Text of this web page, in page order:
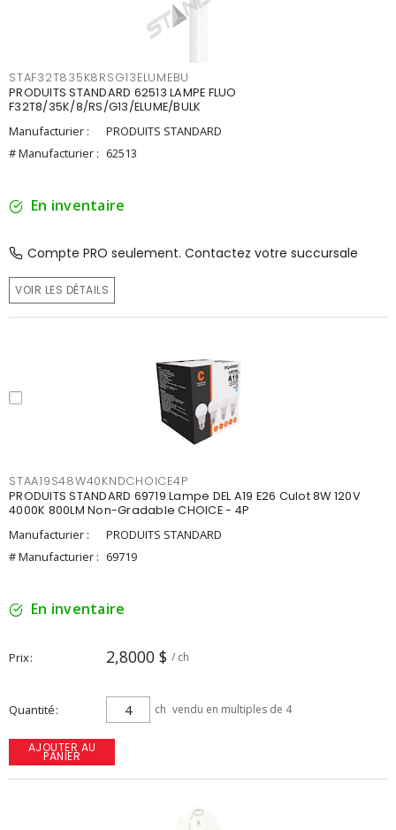
STAF32T835K8RSG13ELUMEBU
PRODUITS STANDARD 62513 LAMPE FLUO
F32T8/35K/8/RS/G13/ELUME/BULK
Manufacturier :
PRODUITS STANDARD
# Manufacturier : 62513
En inventaire
Compte PRO seulement. Contactez votre succursale
VOIR LES DÉTAILS
STAA19S48W40KNDCHOICE4P
PRODUITS STANDARD 69719 Lampe DEL A19 E26 Culot 8W 120V
4000K 800LM Non-Gradable CHOICE - 4P
Manufacturier :
PRODUITS STANDARD
# Manufacturier : 69719
En inventaire
Prix 2,8000 $ / ch
Quantité ch vendu en multiples de 4
AJOUTER AU
PANIER